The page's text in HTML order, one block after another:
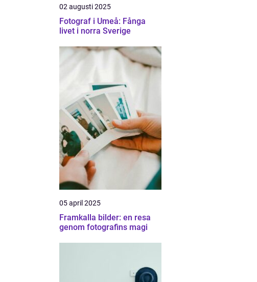
02 augusti 2025
Fotograf i Umeå: Fånga
livet i norra Sverige
05 april 2025
Framkalla bilder: en resa
genom fotografins magi